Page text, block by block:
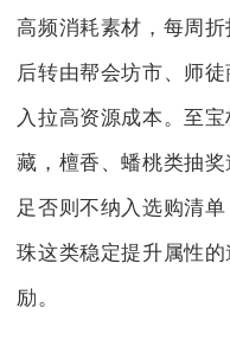
高频消耗素材，每周
后转由帮会坊市、师
入拉高资源成本。至
藏，檀香、蟠桃类抽
足否则不纳入选购清
珠这类稳定提升属性
励。